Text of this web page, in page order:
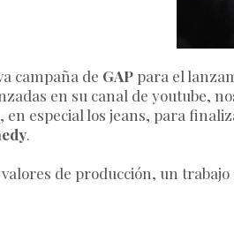
campaña de GAP para el
en su canal de youtube,
en especial los jeans, para
.
de producción, un